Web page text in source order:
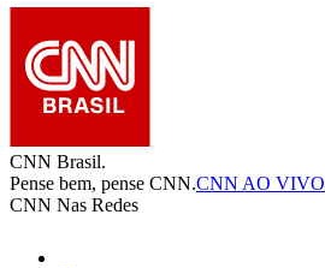
CNN Brasil.
Pense bem, pense CNN.CNN AO VIVO
CNN Nas Redes